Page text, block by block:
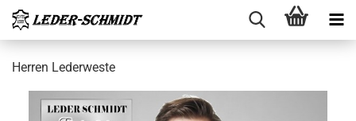
Her­ren Le­der­wes­te